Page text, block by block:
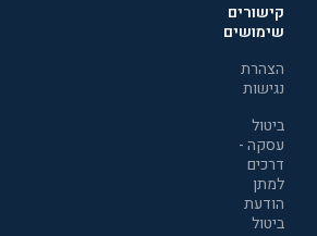
קישורים
שימושים
הצהרת
נגישות
ביטול
עסקה -
דרכים
למתן
הודעת
ביטול